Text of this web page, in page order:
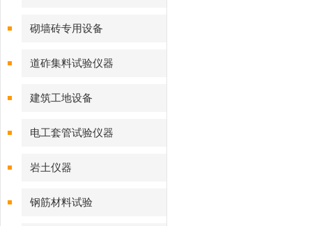
砌墙砖专用设备
道砟集料试验仪器
建筑工地设备
电工套管试验仪器
岩土仪器
钢筋材料试验